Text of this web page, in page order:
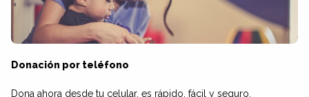
Donación por teléfono
Dona ahora desde tu celular, es rápido, fácil y seguro.